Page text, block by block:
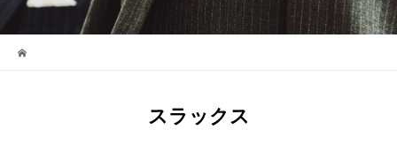
スラックス